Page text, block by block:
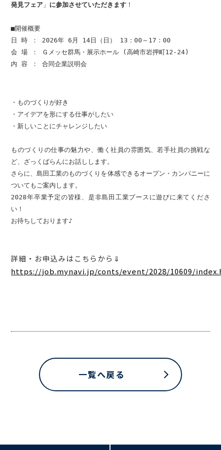
発見フェア 」 に参加させていただきます ！
■開催概要
日 時 ： 2026年 6月 14日（日） 13：00～17：00
会 場 ： Ｇメッセ群馬・展示ホール (高崎市岩押町12-24)
内 容 ： 合同企業説明会
・ものづくりが好き
・アイデアを形にする仕事がしたい
・新しいことにチャレンジしたい
ものづくりの仕事の魅力や、働く社員の雰囲気、若手社員の挑戦な
ど、ざっくばらんにお話しします。
さらに、島田工業のものづくりを体感できるオープン・カンパニーに
ついてもご案内します。
2028年卒業予定の皆様、是非島田工業ブースに遊びに来てくださ
い！
お待ちしております♪
詳細・お申込みはこちらから⇓
https://job.mynavi.jp/conts/event/2028/10609/
一覧へ戻る